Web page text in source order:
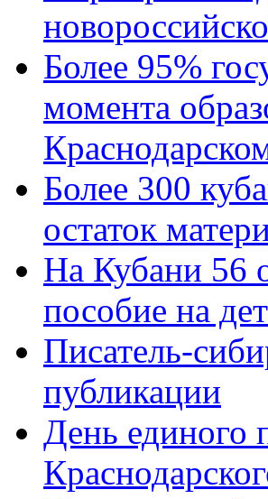
Более 95%
момента
Более 300
остаток
На Кубани 56
пособие на
Писатель-
публикации
День единого